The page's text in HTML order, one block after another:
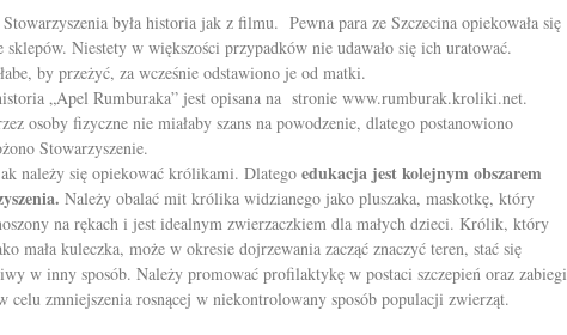
była historia jak z filmu. Pewna para ze Szczecina opiekowała się
Niestety w większości przypadków nie udawało się ich uratować.
by przeżyć, za wcześnie odstawiono je od matki.
„Apel Rumburaka” jest opisana na stronie www.rumburak.kroliki.net.
osoby fizyczne nie miałaby szans na powodzenie, dlatego postanowiono
Stowarzyszenie.
należy się opiekować królikami. Dlatego edukacja jest kolejnym obszarem
Należy obalać mit królika widzianego jako pluszaka, maskotkę, który
na rękach i jest idealnym zwierzaczkiem dla małych dzieci. Królik, który
mała kuleczka, może w okresie dojrzewania zacząć znaczyć teren, stać się
w inny sposób. Należy promować profilaktykę w postaci szczepień oraz zabiegi
celu zmniejszenia rosnącej w niekontrolowany sposób populacji zwierząt.